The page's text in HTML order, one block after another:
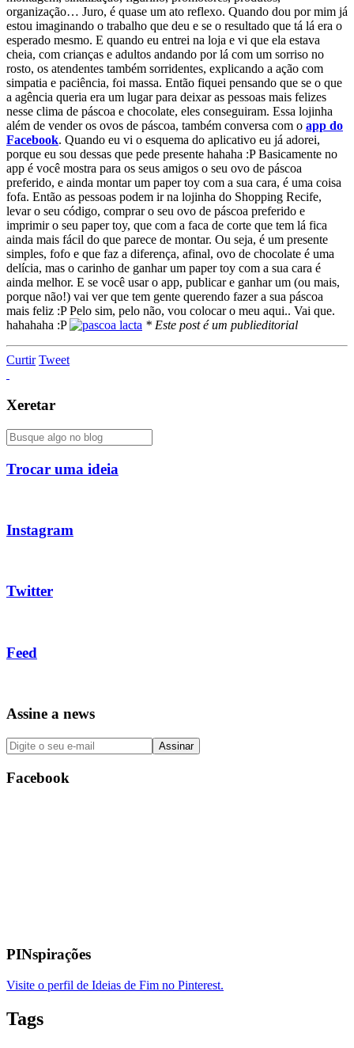
organização… Juro, é quase um ato reflexo. Quando dou por mim já
estou imaginando o trabalho que deu e se o resultado que tá lá era o
esperado mesmo. E quando eu entrei na loja e vi que ela estava
cheia, com crianças e adultos andando por lá com um sorriso no
rosto, os atendentes também sorridentes, explicando a ação com
simpatia e paciência, foi massa. Então fiquei pensando que se o que
a agência queria era um lugar para deixar as pessoas mais felizes
nesse clima de páscoa e chocolate, eles conseguiram. Essa lojinha
além de vender os ovos de páscoa, também conversa com o app do
Facebook. Quando eu vi o esquema do aplicativo eu já adorei,
porque eu sou dessas que pede presente hahaha :P Basicamente no
app é você mostra para os seus amigos o seu ovo de páscoa
preferido, e ainda montar um paper toy com a sua cara, é uma coisa
fofa. Então as pessoas podem ir na lojinha do Shopping Recife,
levar o seu código, comprar o seu ovo de páscoa preferido e
imprimir o seu paper toy, que com a faca de corte que tem lá fica
ainda mais fácil do que parece de montar. Ou seja, é um presente
simples, fofo e que faz a diferença, afinal, ovo de chocolate é uma
delícia, mas o carinho de ganhar um paper toy com a sua cara é
ainda melhor. E se você usar o app, publicar e ganhar um (ou mais,
porque não!) vai ver que tem gente querendo fazer a sua páscoa
mais feliz :P Pelo sim, pelo não, vou colocar o meu aqui.. Vai que.
hahahaha :P
* Este post é um publieditorial
Curtir Tweet
Xeretar
Trocar uma ideia
Instagram
Twitter
Feed
Assine a news
Facebook
PINspirações
Visite o perfil de Ideias de Fim no Pinterest.
Tags